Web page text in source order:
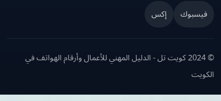
إكس
© 2024 كويت تل - الدليل المهني للأعمال وأرقام الهواتف في